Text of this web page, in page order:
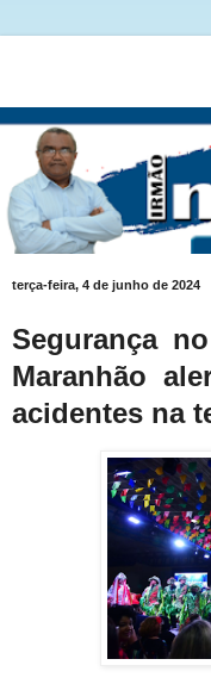
terça-feira, 4 de junho de 2024
Segurança
Maranhão
acidentes na